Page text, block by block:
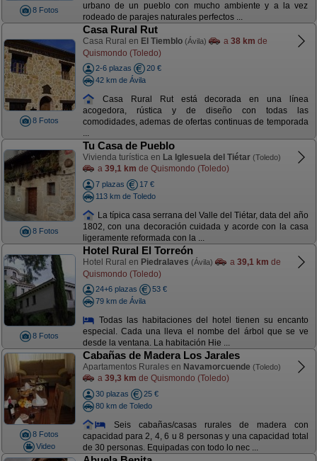
8 Fotos
urbano de un pueblo con mucho ambiente y a la vez
rodeado de parajes naturales perfectos ...
8 Fotos
Casa Rural Rut
Casa Rural en El Tiemblo (Ávila) a 38 km de
Quismondo (Toledo)
2-6 plazas
20 €
42 km de Ávila
Casa Rural Rut está decorada en una línea
acogedora, rústica y de diseño con todas las
comodidades, ademas de ofertas continuas de temporada
...
8 Fotos
Tu Casa de Pueblo
Vivienda turística en La Iglesuela del Tiétar (Toledo)
a 39,1 km de Quismondo (Toledo)
7 plazas
17 €
113 km de Toledo
La típica casa serrana del Valle del Tiétar, data del año
1802, con una decoración cuidada y acorde con la casa
ligeramente reformada con la ...
8 Fotos
Hotel Rural El Torreón
Hotel Rural en Piedralaves (Ávila) a 39,1 km de
Quismondo (Toledo)
24+6 plazas
53 €
79 km de Ávila
Todas las habitaciones del hotel tienen su encanto
especial. Cada una lleva el nombe del árbol que se ve
desde la ventana. La habitación Hie ...
8 Fotos
Video
Cabañas de Madera Los Jarales
Apartamentos Rurales en Navamorcuende (Toledo)
a 39,3 km de Quismondo (Toledo)
30 plazas
25 €
80 km de Toledo
Seis cabañas/casas rurales de madera con
capacidad para 2, 4, 6 u 8 personas y una capacidad total
de 30 personas. Equipadas con todo lo nec ...